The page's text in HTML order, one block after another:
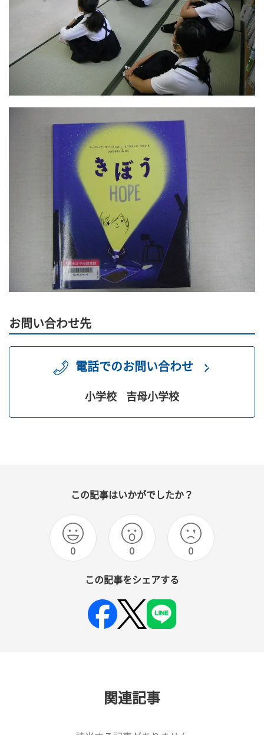
お問い合わせ先
電話でのお問い合わせ
小学校 吉母小学校
この記事はいかがでしたか？
0 0 0
この記事をシェアする
関連記事